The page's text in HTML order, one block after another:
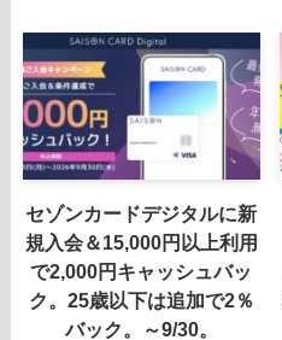
セゾンカードデジタルに新
規入会＆15,000円以上利用
で2,000円キャッシュバッ
ク。25歳以下は追加で2％
バック。～9/30。